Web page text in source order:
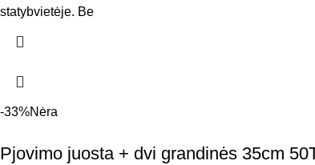
statybvietėje. Be
-33%Nėra
Pjovimo juosta + dvi grandinės 35cm